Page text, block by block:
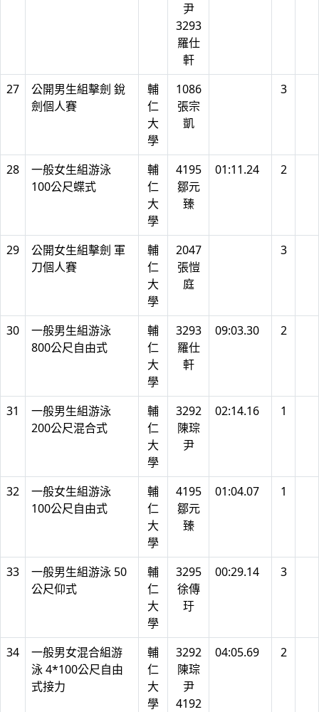
尹
3293
羅仕
軒
27
公開男生組擊劍 銳
劍個人賽
輔
仁
大
學
1086
張宗
凱
3
28
一般女生組游泳
100公尺蝶式
輔
仁
大
學
4195
鄒元
臻
01:11.24 2
29
公開女生組擊劍 軍
刀個人賽
輔
仁
大
學
2047
張愷
庭
3
30
一般男生組游泳
800公尺自由式
輔
仁
大
學
3293
羅仕
軒
09:03.30 2
31
一般男生組游泳
200公尺混合式
輔
仁
大
學
3292
陳琮
尹
02:14.16 1
32
一般女生組游泳
100公尺自由式
輔
仁
大
學
4195
鄒元
臻
01:04.07 1
33
一般男生組游泳 50
公尺仰式
輔
仁
大
學
3295
徐傳
玗
00:29.14 3
34
一般男女混合組游
泳 4*100公尺自由
式接力
輔
仁
大
學
3292
陳琮
尹
4192
04:05.69 2